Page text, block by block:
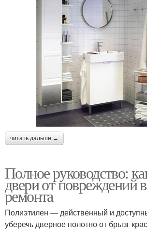
читать дальше →
Полное руководство:
двери от повреждений
ремонта
Полиэтилен — действенный и
уберечь дверное полотно от брызг